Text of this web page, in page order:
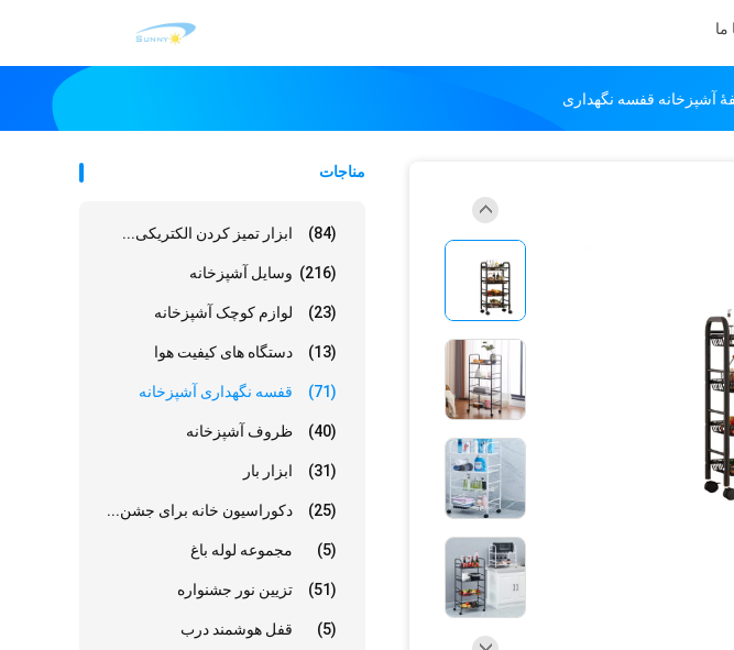
ما
مناجات
ابزار تمیز کردن الکتریکی... (84)
وسایل آشپزخانه (216)
لوازم کوچک آشپزخانه (23)
دستگاه های کیفیت هوا (13)
قفسه نگهداری آشپزخانه (71)
ظروف آشپزخانه (40)
ابزار بار (31)
دکوراسیون خانه برای جشن... (25)
مجموعه لوله باغ (5)
تزیین نور جشنواره (51)
قفل هوشمند درب (5)